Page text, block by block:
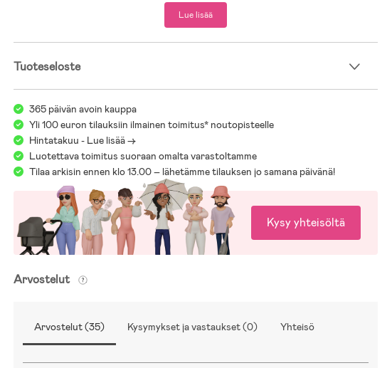
Lue lisää
Tuoteseloste
365 päivän avoin kauppa
Yli 100 euron tilauksiin ilmainen toimitus* noutopisteelle
Hintatakuu - Lue lisää ->
Luotettava toimitus suoraan omalta varastoltamme
Tilaa arkisin ennen klo 13.00 – lähetämme tilauksen jo samana päivänä!
Kysy yhteisöltä
Arvostelut
Arvostelut (35) Kysymykset ja vastaukset (0) Yhteisö